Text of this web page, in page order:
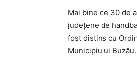
Mai bine de 30 de
judeţene de
fost distins cu
Municipiului Buzău.